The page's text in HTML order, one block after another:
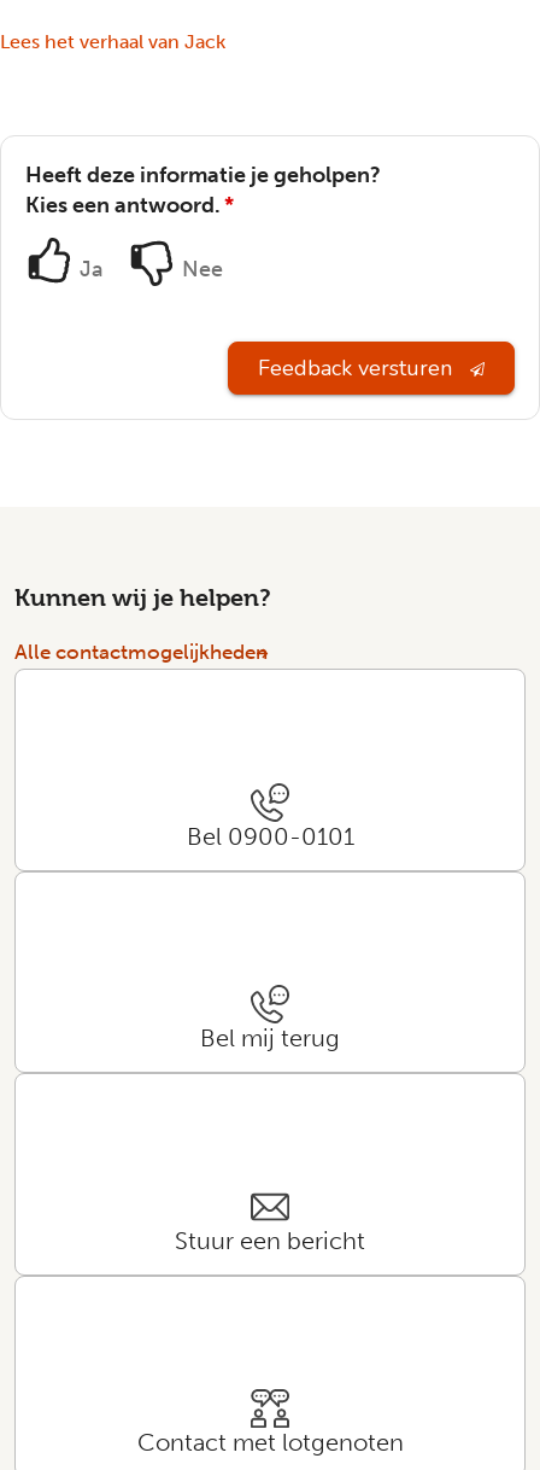
Lees het verhaal van Jack
Heeft deze informatie je geholpen?
Kies een antwoord.*
Ja Nee
Feedback versturen
Kunnen wij je helpen?
Alle contactmogelijkheden
Bel 0900-0101
Bel mij terug
Stuur een bericht
Contact met lotgenoten